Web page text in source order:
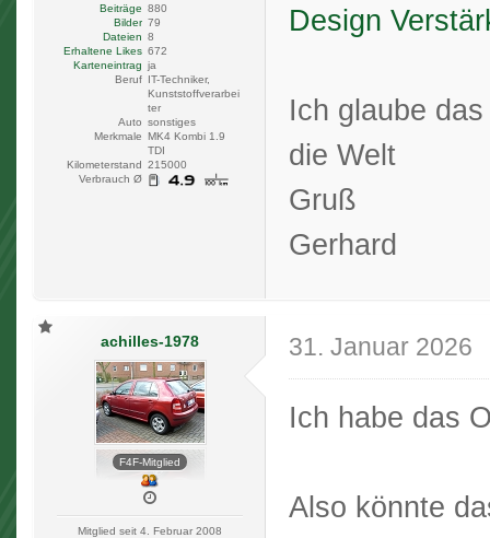
Beiträge 880
Bilder 79
Dateien 8
Erhaltene Likes 672
Karteneintrag ja
Beruf IT-Techniker,
Kunststoffverarbei
ter
Auto sonstiges
Merkmale MK4 Kombi 1.9
TDI
Kilometerstand 215000
Verbrauch Ø
Design
Ich glaube
die Welt
Gruß
Gerhard
achilles-1978
F4F-Mitglied
Mitglied seit 4. Februar 2008
31. Januar 2026
Ich habe das
Also könnte